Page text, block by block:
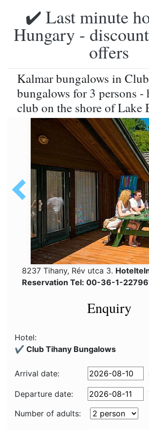
✔️ Last minute
Hungary -
offers
Kalmar bungalows in
bungalows for 3 persons -
club on the shore of Lake
8237 Tihany, Rév utca 3.
Reservation Tel: 00-36-1-
Enquiry
Hotel:
✔️ Club Tihany Bungalows
Arrival date:
Departure date:
Number of adults: